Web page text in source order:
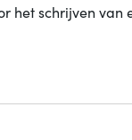
het schrijven van